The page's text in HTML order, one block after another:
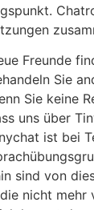
Freunde
Sie
Sie keine
uns über
ist bei
sind von
nicht mehr